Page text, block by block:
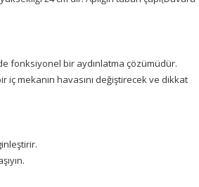
fonksiyonel bir aydınlatma çözümüdür.
mekanın havasını değiştirecek ve dikkat